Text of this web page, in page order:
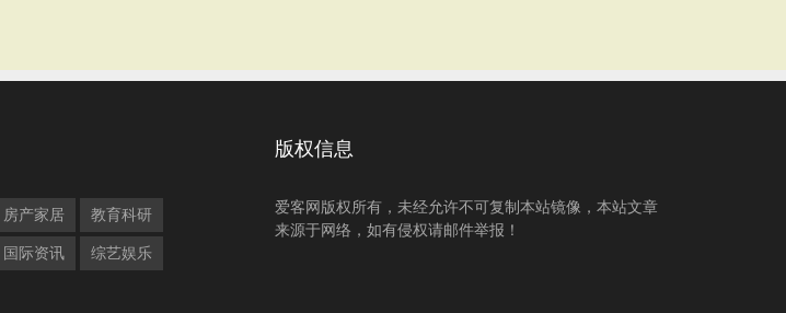
房产家居 教育科研
国际资讯 综艺娱乐
版权信息
爱客网版权所有，未经允许不可复制本站镜像，本站文章
来源于网络，如有侵权请邮件举报！